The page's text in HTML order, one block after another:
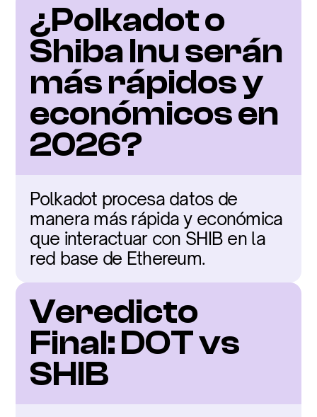
¿Polkadot o
Shiba Inu serán
más rápidos y
económicos en
2026?
Polkadot procesa datos de
manera más rápida y económica
que interactuar con SHIB en la
red base de Ethereum.
Veredicto
Final: DOT vs
SHIB